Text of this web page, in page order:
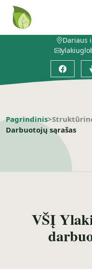
Dariaus
Pagrindinis>
Darbuotojų sąrašas
VŠĮ